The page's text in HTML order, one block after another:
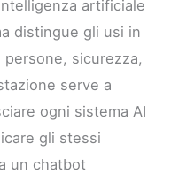
artificiale
distingue gli usi in
sicurezza,
serve a
ogni sistema AI
gli stessi
un chatbot